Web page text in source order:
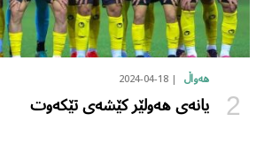
هەواڵ 2024-04-18
یانەی هەولێر کێشەی تێکەوت